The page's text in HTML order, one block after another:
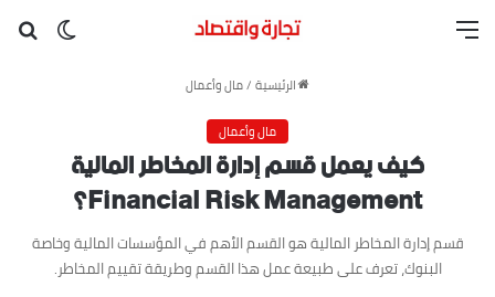
القائمة
الرئيسية /مال وأعمال
مال وأعمال
كيف يعمل قسم إدارة المخاطر المالية
Financial Risk Management؟
قسم إدارة المخاطر المالية هو القسم الأهم في المؤسسات المالية وخاصة
البنوك، تعرف على طبيعة عمل هذا القسم وطريقة تقييم المخاطر.